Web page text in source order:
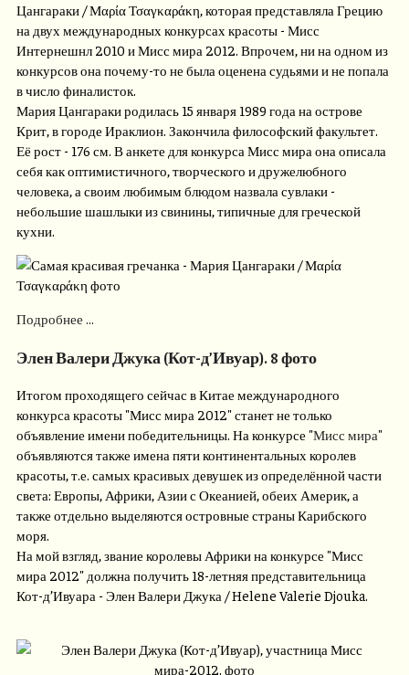
Цангараки / Μαρία Τσαγκαράκη, которая представляла Грецию
на двух международных конкурсах красоты - Мисс
Интернешнл 2010 и Мисс мира 2012. Впрочем, ни на одном из
конкурсов она почему-то не была оценена судьями и не попала
в число финалисток.
Мария Цангараки родилась 15 января 1989 года на острове
Крит, в городе Ираклион. Закончила философский факультет.
Её рост - 176 см. В анкете для конкурса Мисс мира она описала
себя как оптимистичного, творческого и дружелюбного
человека, а своим любимым блюдом назвала сувлаки -
небольшие шашлыки из свинины, типичные для греческой
кухни.
Подробнее ...
Элен Валери Джука (Кот-д’Ивуар). 8 фото
Итогом проходящего сейчас в Китае международного
конкурса красоты "Мисс мира 2012" станет не только
объявление имени победительницы. На конкурсе "Мисс мира"
объявляются также имена пяти континентальных королев
красоты, т.е. самых красивых девушек из определённой части
света: Европы, Африки, Азии с Океанией, обеих Америк, а
также отдельно выделяются островные страны Карибского
моря.
На мой взгляд, звание королевы Африки на конкурсе "Мисс
мира 2012" должна получить 18-летняя представительница
Кот-д’Ивуара - Элен Валери Джука / Helene Valerie Djouka.